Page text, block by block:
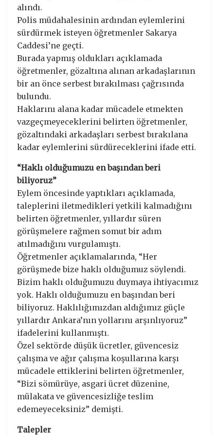
alındı.
Polis müdahalesinin ardından eylemlerini
sürdürmek isteyen öğretmenler Sakarya
Caddesi’ne geçti.
Burada yapmış oldukları açıklamada
öğretmenler, gözaltına alınan arkadaşlarının
bir an önce serbest bırakılması çağrısında
bulundu.
Haklarını alana kadar mücadele etmekten
vazgeçmeyeceklerini belirten öğretmenler,
gözaltındaki arkadaşları serbest bırakılana
kadar eylemlerini sürdüreceklerini ifade etti.
“Haklı olduğumuzu en başından beri
biliyoruz”
Eylem öncesinde yaptıkları açıklamada,
taleplerini iletmedikleri yetkili kalmadığını
belirten öğretmenler, yıllardır süren
görüşmelere rağmen somut bir adım
atılmadığını vurgulamıştı.
Öğretmenler açıklamalarında, “Her
görüşmede bize haklı olduğumuz söylendi.
Bizim haklı olduğumuzu duymaya ihtiyacımız
yok. Haklı olduğumuzu en başından beri
biliyoruz. Haklılığımızdan aldığımız güçle
yıllardır Ankara’nın yollarını arşınlıyoruz”
ifadelerini kullanmıştı.
Özel sektörde düşük ücretler, güvencesiz
çalışma ve ağır çalışma koşullarına karşı
mücadele ettiklerini belirten öğretmenler,
“Bizi sömürüye, asgari ücret düzenine,
mülakata ve güvencesizliğe teslim
edemeyeceksiniz” demişti.
Talepler